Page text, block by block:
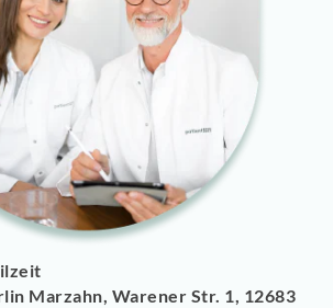
Marzahn, Warener Str. 1, 12683